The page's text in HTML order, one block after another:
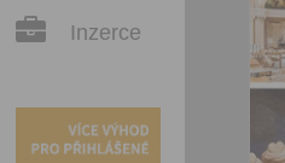
Inzerce